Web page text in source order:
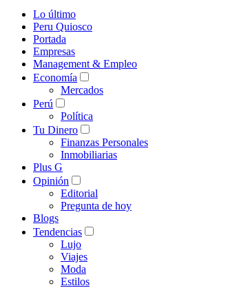
Lo último
Peru Quiosco
Portada
Empresas
Management & Empleo
Economía
Mercados
Perú
Política
Tu Dinero
Finanzas Personales
Inmobiliarias
Plus G
Opinión
Editorial
Pregunta de hoy
Blogs
Tendencias
Lujo
Viajes
Moda
Estilos